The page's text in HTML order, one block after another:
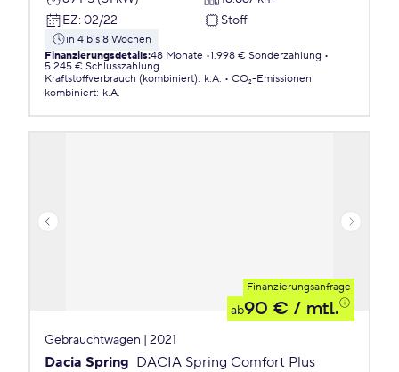
EZ: 02/22 Stoff
in 4 bis 8 Wochen
Finanzierungsdetails:48 Monate 1.998 € Sonderzahlung
5.245 € Schlusszahlung
Kraftstoffverbrauch (kombiniert): k.A.
CO₂-Emissionen
kombiniert: k.A.
Finanzierungsanfrage
ab90 € / mtl.
Gebrauchtwagen | 2021
Dacia Spring DACIA Spring Comfort Plus